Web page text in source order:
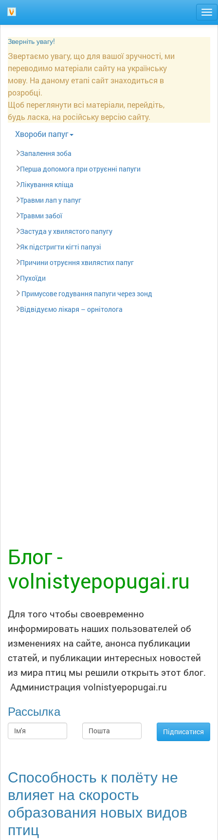
Зверніть увагу!
Звертаємо увагу, що для вашої зручності, ми
переводимо матеріали сайту на українську
мову. На даному етапі сайт знаходиться в
розробці.
Щоб переглянути всі матеріали, перейдіть,
будь ласка, на російську версію сайту.
Xвороби папуг
Запалення зоба
Перша допомога при отруєнні папуги
Лікування кліща
Травми лап у папуг
Травми забої
Застуда у хвилястого папугу
Як підстригти кігті папузі
Причини отруєння хвилястих папуг
Пухоїди
Примусове годування папуги через зонд
Відвідуємо лікаря – орнітолога
Блог -
volnistyepopugai.ru
Для того чтобы своевременно
информировать наших пользователей об
изменениях на сайте, анонса публикации
статей, и публикации интересных новостей
из мира птиц мы решили открыть этот блог.
Администрация volnistyepopugai.ru
Рассылка
Способность к полёту не
влияет на скорость
образования новых видов
птиц